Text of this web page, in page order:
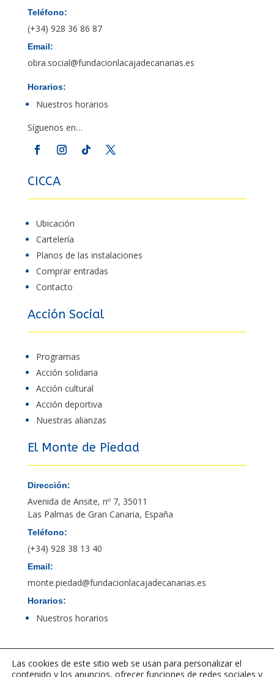
Teléfono:
(+34) 928 36 86 87
Email:
obra.social@fundacionlacajadecanarias.es
Horarios:
Nuestros horarios
Síguenos en…
CICCA
Ubicación
Cartelería
Planos de las instalaciones
Comprar entradas
Contacto
Acción Social
Programas
Acción solidaria
Acción cultural
Acción deportiva
Nuestras alianzas
El Monte de Piedad
Dirección:
Avenida de Ansite, nº 7, 35011
Las Palmas de Gran Canaria, España
Teléfono:
(+34) 928 38 13 40
Email:
monte.piedad@fundacionlacajadecanarias.es
Horarios:
Nuestros horarios
Acceso al canal de denuncias de PBCFT
Las cookies de este sitio web se usan para personalizar el
contenido y los anuncios, ofrecer funciones de redes sociales y